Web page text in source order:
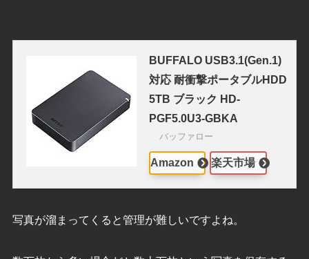
BUFFALO USB3.1(Gen.1)
対応 耐衝撃ポータブルHDD
5TB ブラック HD-
PGF5.0U3-GBKA
バッファロー
Amazon 楽天市場
写真が溜まってくると管理が難しいですよね。